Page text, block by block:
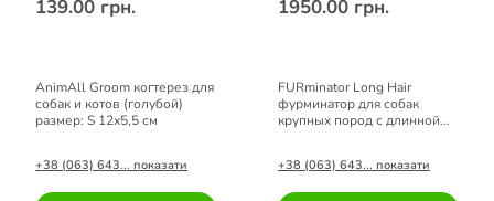
139.00 грн.
AnimAll Groom когтерез для
собак и котов (голубой)
размер: S 12х5,5 см
+38 (063) 643... показати
1950.00 грн.
FURminator Long Hair
фурминатор для собак
крупных пород с длинной
+38 (063) 643... показати